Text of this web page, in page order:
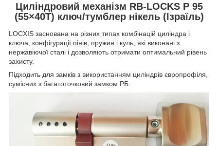
Циліндровий механізм RB-LOCKS P 95
(55×40Т) ключ/тумблер нікель (Ізраїль)
LOCXIS заснована на різних типах комбінацій циліндра і
ключа, конфігурації пінів, пружин і куль, які виконані з
нержавіючої сталі і дозволяють отримати оптимальний рівень
захисту.
Підходить для замків з використанням циліндрів європрофіля,
сумісних з багатоточковий замком РБ.